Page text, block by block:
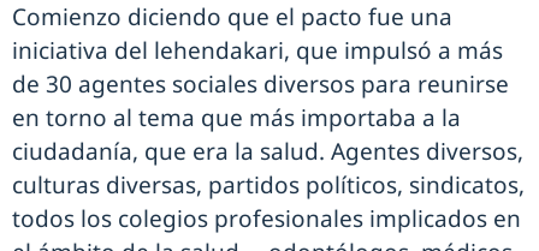
Comienzo diciendo que el pacto fue una
iniciativa del lehendakari, que impulsó a más
de 30 agentes sociales diversos para reunirse
en torno al tema que más importaba a la
ciudadanía, que era la salud. Agentes diversos,
culturas diversas, partidos políticos, sindicatos,
todos los colegios profesionales implicados en